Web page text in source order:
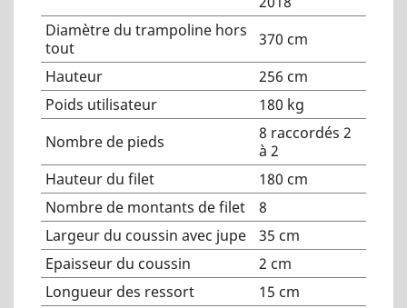
Diamètre du trampoline hors
tout
370 cm
Hauteur
256 cm
Poids utilisateur
180 kg
Nombre de pieds
8 raccordés 2
à 2
Hauteur du filet
180 cm
Nombre de montants de filet
8
Largeur du coussin avec jupe
35 cm
Epaisseur du coussin
2 cm
Longueur des ressort
15 cm